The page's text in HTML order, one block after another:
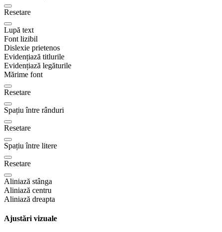
Resetare
Lupă text
Font lizibil
Dislexie prietenos
Evidențiază titlurile
Evidențiază legăturile
Mărime font
Resetare
Spațiu între rânduri
Resetare
Spațiu între litere
Resetare
Aliniază stânga
Aliniază centru
Aliniază dreapta
Ajustări vizuale